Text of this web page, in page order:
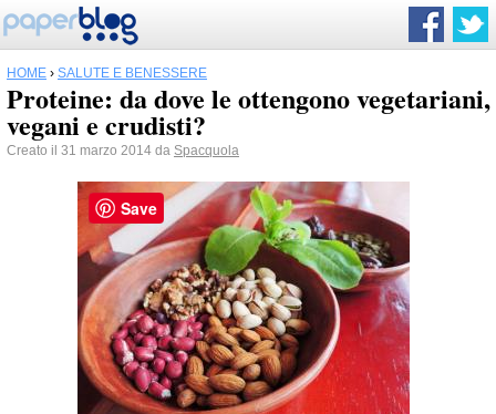
HOME › SALUTE E BENESSERE
Proteine: da dove le ottengono vegetariani,
vegani e crudisti?
Creato il 31 marzo 2014 da Spacquola
Save